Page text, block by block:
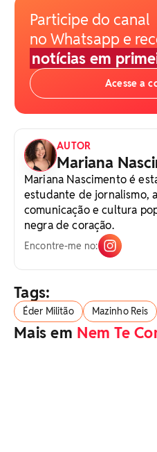
Participe do canal
no Whatsapp e
notícias em
Acesse a
AUTOR
Mariana
Mariana Nascimento é
estudante de jornalismo,
comunicação e cultura
negra de coração.
Encontre-me no:
Tags:
Éder Militão Mazinho Reis
Mais em Nem Te